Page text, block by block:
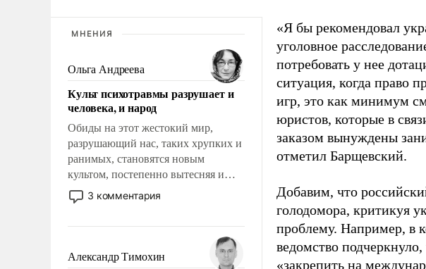
МНЕНИЯ
Ольга Андреева
Культ психотравмы разрушает и
человека, и народ
Обиды на этот жестокий мир,
разрушающий нас, таких хрупких и
ранимых, становятся новым
культом, постепенно вытесняя и
отменяя традиционное требование к
человеку – быть мужественным и
на себя ответственность, помогать
слабым, идти вперед и
3 комментария
Александр Тимохин
«Я бы рекомендовал
уголовное
потребовать у нее
ситуация, когда право
игр, это как минимум
юристов, которые в
заказом вынуждены
отметил Барщевский.
Добавим, что
голодомора, критикуя
проблему. Например, в
ведомство
«закрепить на